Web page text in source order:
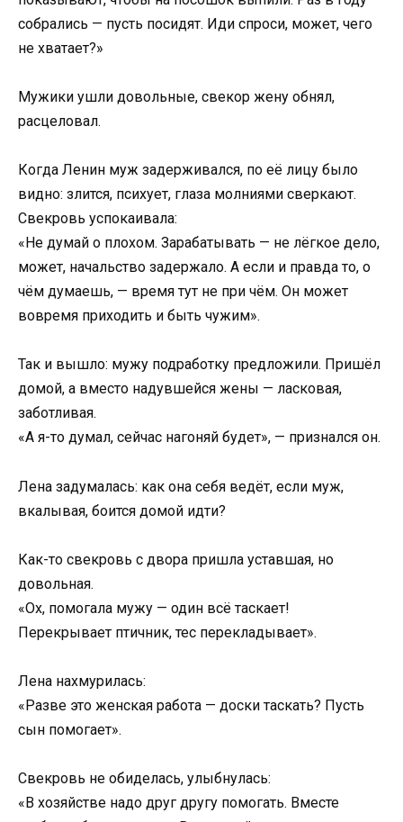
собрались — пусть посидят. Иди спроси, может, чего
не хватает?»
Мужики ушли довольные, свекор жену обнял,
расцеловал.
Когда Ленин муж задерживался, по её лицу было
видно: злится, психует, глаза молниями сверкают.
Свекровь успокаивала:
«Не думай о плохом. Зарабатывать — не лёгкое дело,
может, начальство задержало. А если и правда то, о
чём думаешь, — время тут не при чём. Он может
вовремя приходить и быть чужим».
Так и вышло: мужу подработку предложили. Пришёл
домой, а вместо надувшейся жены — ласковая,
заботливая.
«А я-то думал, сейчас нагоняй будет», — признался он.
Лена задумалась: как она себя ведёт, если муж,
вкалывая, боится домой идти?
Как-то свекровь с двора пришла уставшая, но
довольная.
«Ох, помогала мужу — один всё таскает!
Перекрывает птичник, тес перекладывает».
Лена нахмурилась:
«Разве это женская работа — доски таскать? Пусть
сын помогает».
Свекровь не обиделась, улыбнулась:
«В хозяйстве надо друг другу помогать. Вместе